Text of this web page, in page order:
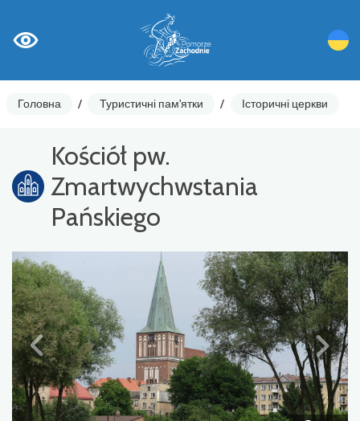
Головна / Туристичні пам'ятки / Історичні церкви
Kościół pw.
Zmartwychwstania
Pańskiego